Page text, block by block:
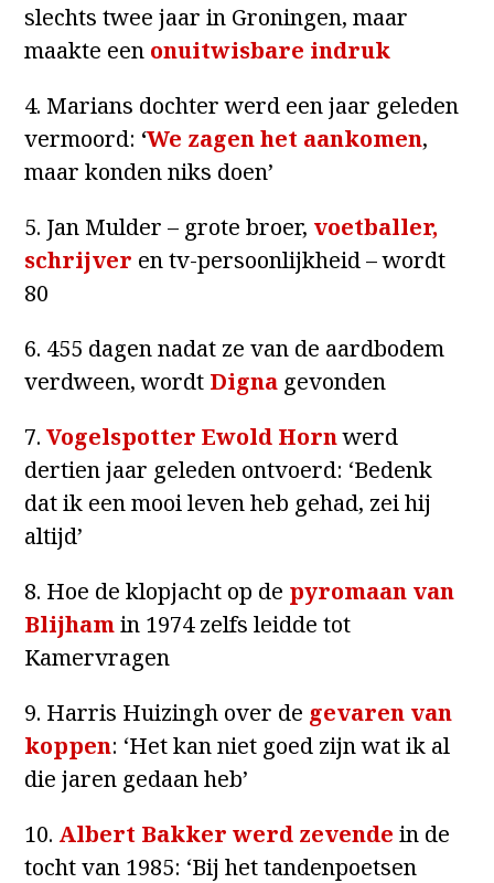
slechts twee jaar in Groningen, maar
maakte een onuitwisbare indruk
4. Marians dochter werd een jaar geleden
vermoord: ‘We zagen het aankomen,
maar konden niks doen’
5. Jan Mulder – grote broer, voetballer,
schrijver en tv-persoonlijkheid – wordt
80
6. 455 dagen nadat ze van de aardbodem
verdween, wordt Digna gevonden
7.Vogelspotter Ewold Hornwerd
dertien jaar geleden ontvoerd: ‘Bedenk
dat ik een mooi leven heb gehad, zei hij
altijd’
8. Hoe de klopjacht op de pyromaan van
Blijhamin 1974 zelfs leidde tot
Kamervragen
9. Harris Huizingh over de gevaren van
koppen: ‘Het kan niet goed zijn wat ik al
die jaren gedaan heb’
10. Albert Bakker werd zevendein de
tocht van 1985: ‘Bij het tandenpoetsen